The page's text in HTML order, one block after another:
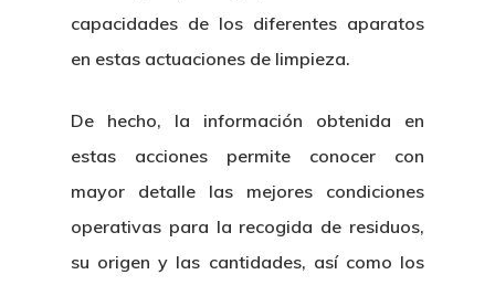
capacidades de los diferentes aparatos
en estas actuaciones de limpieza.
De hecho, la información obtenida en
estas acciones permite conocer con
mayor detalle las mejores condiciones
operativas para la recogida de residuos,
su origen y las cantidades, así como los